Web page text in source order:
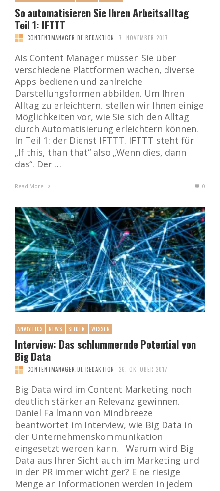
So automatisieren Sie Ihren Arbeitsalltag
Teil 1: IFTTT
CONTENTMANAGER.DE REDAKTION 7. NOVEMBER 2017
Als Content Manager müssen Sie über
verschiedene Plattformen wachen, diverse
Apps bedienen und zahlreiche
Darstellungsformen abbilden. Um Ihren
Alltag zu erleichtern, stellen wir Ihnen einige
Möglichkeiten vor, wie Sie sich den Alltag
durch Automatisierung erleichtern können.
In Teil 1: der Dienst IFTTT. IFTTT steht für
„If this, than that“ also „Wenn dies, dann
das“. Der …
Read More 0
ANALYTICS NEWS SLIDER WISSEN
Interview: Das schlummernde Potential von
Big Data
CONTENTMANAGER.DE REDAKTION 26. OKTOBER 2017
Big Data wird im Content Marketing noch
deutlich stärker an Relevanz gewinnen.
Daniel Fallmann von Mindbreeze
beantwortet im Interview, wie Big Data in
der Unternehmenskommunikation
eingesetzt werden kann. Warum wird Big
Data aus Ihrer Sicht auch im Marketing und
in der PR immer wichtiger? Eine riesige
Menge an Informationen werden in jedem